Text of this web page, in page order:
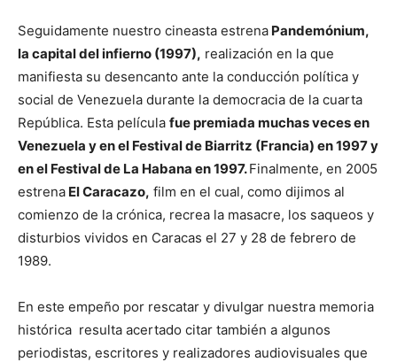
Seguidamente nuestro cineasta estrena Pandemónium,
la capital del infierno (1997), realización en la que
manifiesta su desencanto ante la conducción política y
social de Venezuela durante la democracia de la cuarta
República. Esta película fue premiada muchas veces en
Venezuela y en el Festival de Biarritz (Francia) en 1997 y
en el Festival de La Habana en 1997.Finalmente, en 2005
estrena El Caracazo, film en el cual, como dijimos al
comienzo de la crónica, recrea la masacre, los saqueos y
disturbios vividos en Caracas el 27 y 28 de febrero de
1989.
En este empeño por rescatar y divulgar nuestra memoria
histórica resulta acertado citar también a algunos
periodistas, escritores y realizadores audiovisuales que